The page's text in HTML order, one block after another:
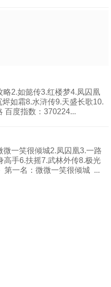
2.如懿传3.红楼梦4.凤囚凰
如霜8.水浒传9.天盛长歌10.
百度指数：370224...
一笑很倾城2.凤囚凰3.一路
高手6.扶摇7.武林外传8.极光
第一名：微微一笑很倾城 ...